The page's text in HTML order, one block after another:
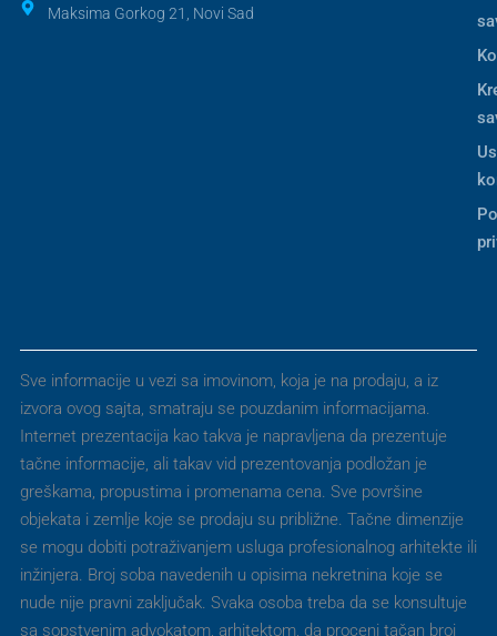
Maksima Gorkog 21, Novi Sad
Sve informacije u vezi sa imovinom, koja je na prodaju, a iz
izvora ovog sajta, smatraju se pouzdanim informacijama.
Internet prezentacija kao takva je napravljena da prezentuje
tačne informacije, ali takav vid prezentovanja podložan je
greškama, propustima i promenama cena. Sve površine
objekata i zemlje koje se prodaju su približne. Tačne dimenzije
se mogu dobiti potraživanjem usluga profesionalnog arhitekte ili
inžinjera. Broj soba navedenih u opisima nekretnina koje se
nude nije pravni zaključak. Svaka osoba treba da se konsultuje
sa sopstvenim advokatom, arhitektom, da proceni tačan broj